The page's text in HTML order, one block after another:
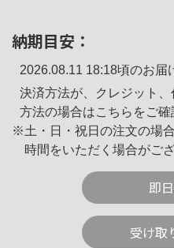
納期目安：
2026.08.11 18:18頃のお届
決済方法が、クレジット
方法の場合はこちら をご確
※土・日・祝日の注文の場
時間をいただく場合がござ
即
受け取